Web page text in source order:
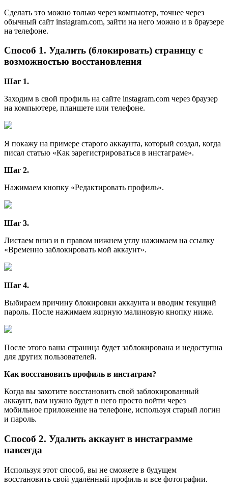
Сделать это можно только через компьютер, точнее через
обычный сайт instagram.com, зайти на него можно и в браузере
на телефоне.
Способ 1. Удалить (блокировать) страницу с
возможностью восстановления
Шаг 1.
Заходим в свой профиль на сайте instagram.com через браузер
на компьютере, планшете или телефоне.
Я покажу на примере старого аккаунта, который создал, когда
писал статью «Как зарегистрироваться в инстаграме».
Шаг 2.
Нажимаем кнопку «Редактировать профиль».
Шаг 3.
Листаем вниз и в правом нижнем углу нажимаем на ссылку
«Временно заблокировать мой аккаунт».
Шаг 4.
Выбираем причину блокировки аккаунта и вводим текущий
пароль. После нажимаем жирную малиновую кнопку ниже.
После этого ваша страница будет заблокирована и недоступна
для других пользователей.
Как восстановить профиль в инстаграм?
Когда вы захотите восстановить свой заблокированный
аккаунт, вам нужно будет в него просто войти через
мобильное приложение на телефоне, используя старый логин
и пароль.
Способ 2. Удалить аккаунт в инстаграмме
навсегда
Используя этот способ, вы не сможете в будущем
восстановить свой удалённый профиль и все фотографии.